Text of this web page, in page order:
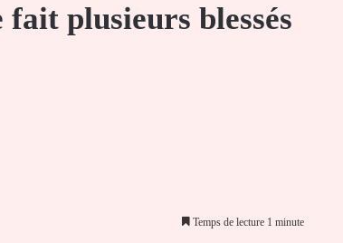
plusieurs blessés
Temps de lecture 1 minute